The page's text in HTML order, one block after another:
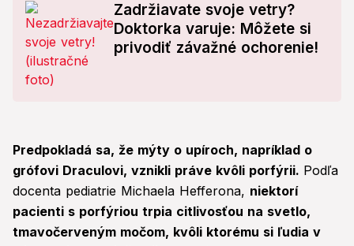
Zadržiavate svoje vetry?
Doktorka varuje: Môžete si
privodiť závažné ochorenie!
Predpokladá sa, že mýty o upíroch, napríklad o
grófovi Draculovi, vznikli práve kvôli porfýrii. Podľa
docenta pediatrie Michaela Hefferona, niektorí
pacienti s porfýriou trpia citlivosťou na svetlo,
tmavočerveným močom, kvôli ktorému si ľudia v